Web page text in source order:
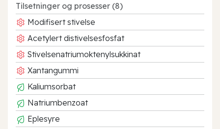
Tilsetninger og prosesser (8)
Modifisert stivelse
Acetylert distivelsesfosfat
Stivelsenatriumoktenylsukkinat
Xantangummi
Kaliumsorbat
Natriumbenzoat
Eplesyre